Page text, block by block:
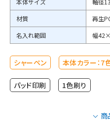
本体サイズ
軸径
材質
再生
名入れ範囲
幅42×
シャーペン 本体カラー：7
パッド印刷 1色刷り
商